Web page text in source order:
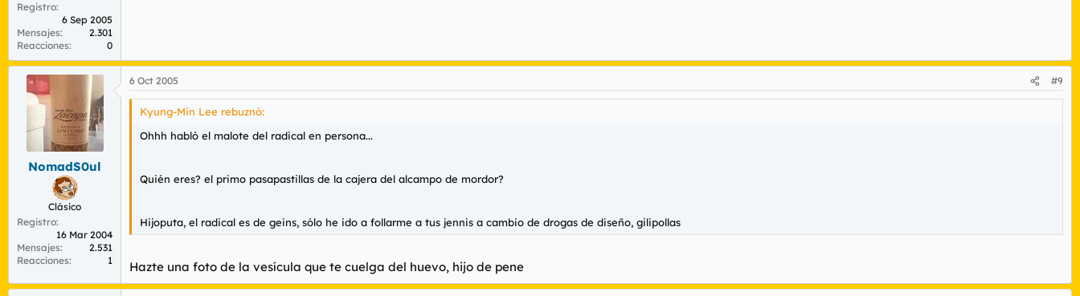
Registro
6 Sep 2005
Mensajes
2.301
Reacciones
0
NomadS0ul
Clásico
Registro
16 Mar 2004
Mensajes
2.531
Reacciones
1
6 Oct 2005 #9
Kyung-Min Lee rebuznó:
Ohhh habló el malote del radical en persona...
Quién eres? el primo pasapastillas de la cajera del alcampo de mordor?
Hijoputa, el radical es de geins, sólo he ido a follarme a tus jennis a cambio de drogas de diseño, gilipollas
Hazte una foto de la vesícula que te cuelga del huevo, hijo de pene